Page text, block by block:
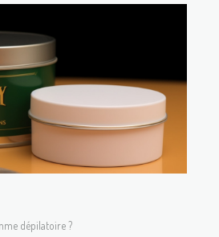
dépilatoire ?